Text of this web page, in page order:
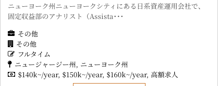
ニューヨーク州ニューヨークシティにある日系資産運用会社で、
固定収益部のアナリスト（Assista･･･
その他
その他
フルタイム
ニュージャージー州 ニューヨーク州
$140k~/year $150k~/year $160k~/year 高額求人